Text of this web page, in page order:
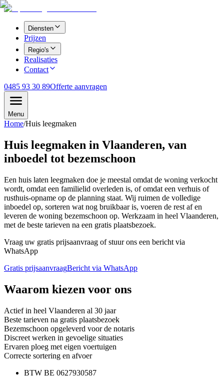
Diensten
Prijzen
Regio's
Realisaties
Contact
0485 93 30 89Offerte aanvragen
Menu
Home/Huis leegmaken
Huis leegmaken in Vlaanderen, van
inboedel tot bezemschoon
Een huis laten leegmaken doe je meestal omdat de woning verkocht
wordt, omdat een familielid overleden is, of omdat een verhuis of
rusthuis-opname op de planning staat. Wij ruimen de volledige
inboedel op, sorteren wat nog bruikbaar is, voeren de rest af en
leveren de woning bezemschoon op. Werkzaam in heel Vlaanderen,
met de beste tarieven na een gratis plaatsbezoek.
Vraag uw gratis prijsaanvraag of stuur ons een bericht via
WhatsApp
Gratis prijsaanvraagBericht via WhatsApp
Waarom kiezen voor ons
Actief in heel Vlaanderen al 30 jaar
Beste tarieven na gratis plaatsbezoek
Bezemschoon opgeleverd voor de notaris
Discreet werken in gevoelige situaties
Ervaren ploeg met eigen voertuigen
Correcte sortering en afvoer
BTW BE 0627930587